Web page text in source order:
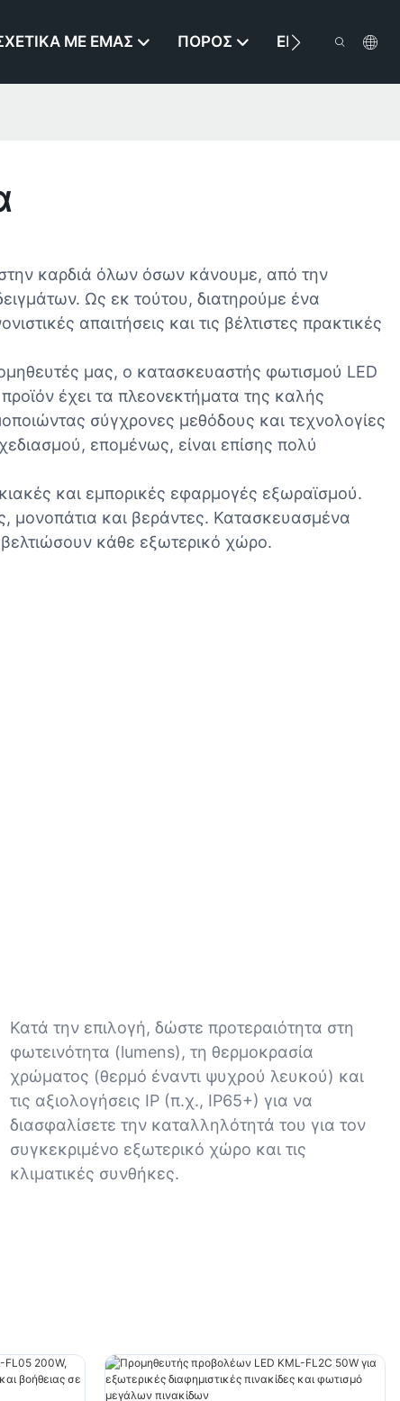
ΜΕ ΕΜΆΣ ΠΌΡΟΣ
καρδιά όλων όσων κάνουμε, από την
Ως εκ τούτου, διατηρούμε ένα
απαιτήσεις και τις βέλτιστες πρακτικές
μας, ο κατασκευαστής φωτισμού LED
έχει τα πλεονεκτήματα της καλής
σύγχρονες μεθόδους και τεχνολογίες
επομένως, είναι επίσης πολύ
και εμπορικές εφαρμογές εξωραϊσμού.
μονοπάτια και βεράντες. Κατασκευασμένα
κάθε εξωτερικό χώρο.
Κατά την επιλογή, δώστε προτεραιότητα στη
φωτεινότητα (lumens), τη θερμοκρασία
χρώματος (θερμό έναντι ψυχρού λευκού) και
τις αξιολογήσεις IP (π.χ., IP65+) για να
διασφαλίσετε την καταλληλότητά του για τον
συγκεκριμένο εξωτερικό χώρο και τις
κλιματικές συνθήκες.